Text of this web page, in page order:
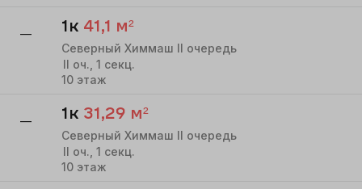
— 1к 41,1 м²
Северный Химмаш II очередь
II оч., 1 секц.
10 этаж
— 1к 31,29 м²
Северный Химмаш II очередь
II оч., 1 секц.
10 этаж